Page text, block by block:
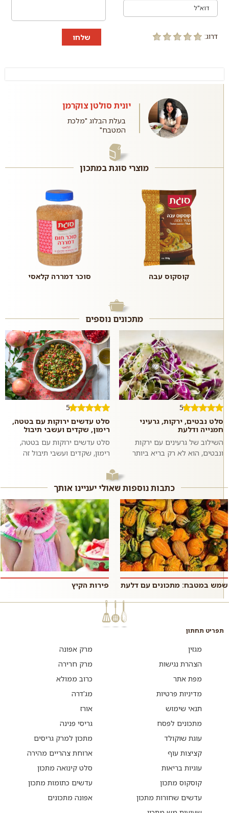
דרוג: שלחו
יונית סולטן צוקרמן
בעלת הבלוג "מלכת
המטבח"
מוצרי סוגת במתכון
קוסקוס עבה סוכר דמררה קלאסי
מתכונים נוספים
5
סלט נבטים, ירקות, גרעיני
חמנייה ודלעת
השילוב של גרעינים עם ירקות
ונבטים, הוא לא רק בריא ביותר
מש מונבטת ה...
5
סלט עדשים ירוקות עם בטטה,
רימון, שקדים ועשבי תיבול
סלט עדשים ירוקות עם בטטה,
רימון, שקדים ועשבי תיבול זה
משביע וסופר פשוט וזריז להכנה
בזכות...
כתבות נוספות שאולי יעניינו אותך
שמש במטבח: מתכונים עם דלעת פירות הקיץ
תפריט תחתון
מגזין
הצהרת נגישות
מפת אתר
מדיניות פרטיות
תנאי שימוש
מתכונים לפסח
עוגת שוקולד
קציצות עוף
עוגיות בריאות
קוסקוס מתכון
עדשים שחורות מתכון
מרק אפונה
מרק חרירה
כרוב ממולא
מג'דרה
אורז
גריסי פנינה
מתכון למרק גריסים
ארוחת צהריים מהירה
סלט קינואה מתכון
עדשים כתומות מתכון
אפונה מתכונים